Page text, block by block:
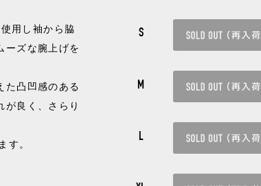
用し袖から脇
ーズな腕上げを
た凸凹感のある
が良く、さらり
す。
S
M
L